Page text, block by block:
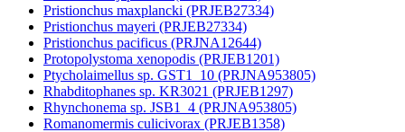
Pristionchus maxplancki (PRJEB27334)
Pristionchus mayeri (PRJEB27334)
Pristionchus pacificus (PRJNA12644)
Protopolystoma xenopodis (PRJEB1201)
Ptycholaimellus sp. GST1_10 (PRJNA953805)
Rhabditophanes sp. KR3021 (PRJEB1297)
Rhynchonema sp. JSB1_4 (PRJNA953805)
Romanomermis culicivorax (PRJEB1358)